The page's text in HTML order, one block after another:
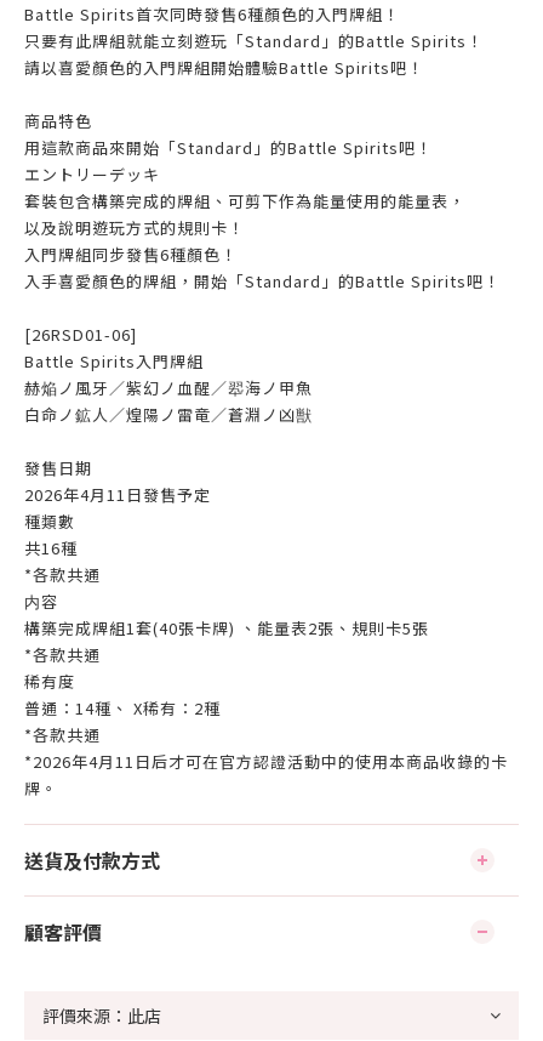
Battle Spirits首次同時發售6種顏色的入門牌組！
只要有此牌組就能立刻遊玩「Standard」的Battle Spirits！
請以喜愛顏色的入門牌組開始體驗Battle Spirits吧！
商品特色
用這款商品來開始「Standard」的Battle Spirits吧！
エントリーデッキ
套裝包含構築完成的牌組、可剪下作為能量使用的能量表，
以及說明遊玩方式的規則卡！
入門牌組同步發售6種顏色！
入手喜愛顏色的牌組，開始「Standard」的Battle Spirits吧！
[26RSD01-06]
Battle Spirits入門牌組
赫焔ノ風牙／紫幻ノ血醒／翆海ノ甲魚
白命ノ鉱人／煌陽ノ雷竜／蒼淵ノ凶獣
發售日期
2026年4月11日發售予定
種類數
共16種
*各款共通
内容
構築完成牌組1套(40張卡牌) 、能量表2張、規則卡5張
*各款共通
稀有度
普通：14種、 X稀有：2種
*各款共通
*2026年4月11日后才可在官方認證活動中的使用本商品收錄的卡
牌。
送貨及付款方式
顧客評價